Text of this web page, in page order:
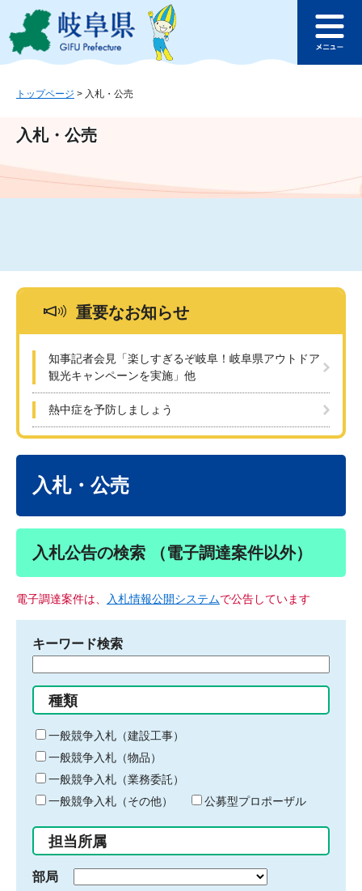
ジ
ュ
文
このページの本文へ
ュ
トップページ > 入札・公売
入札・公売
重要なお知らせ
知事記者会見「楽しすぎるぞ岐阜！岐阜県アウトドア
観光キャンペーンを実施」他
熱中症を予防しましょう
入札・公売
入札公告の検索 （電子調達案件以外）
電子調達案件は、 入札情報公開システムで公告しています
キーワード検索
る
キ
ー
ワ
ー
ド
入
力
種類
一般競争入札（建設工事）
一般競争入札（物品）
一般競争入札（業務委託）
一般競争入札（その他）
公募型プロポーザル
担当所属
部局